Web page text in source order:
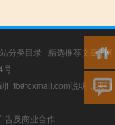
分类目录 | 精选推荐文章|网
号
f_fb#foxmail.com说明，我们
告及商业合作